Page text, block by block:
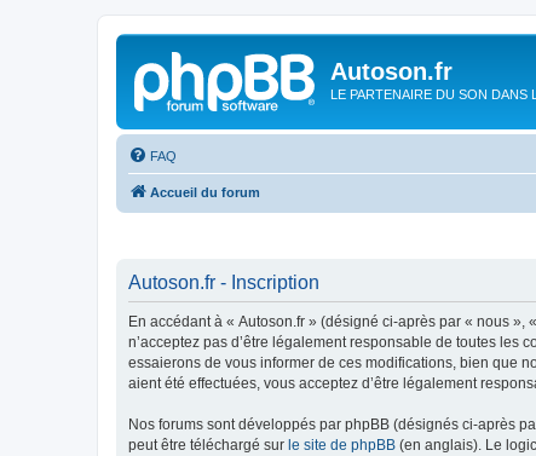
Autoson.fr
LE PARTENAIRE DU SON DANS
FAQ
Accueil du forum
Autoson.fr - Inscription
En accédant à « Autoson.fr » (désigné ci-après par « nous
n’acceptez pas d’être légalement responsable de toutes les
essaierons de vous informer de ces modifications, bien que
aient été effectuées, vous acceptez d’être légalement
Nos forums sont développés par phpBB (désignés ci-après
peut être téléchargé sur le site de phpBB (en anglais). Le